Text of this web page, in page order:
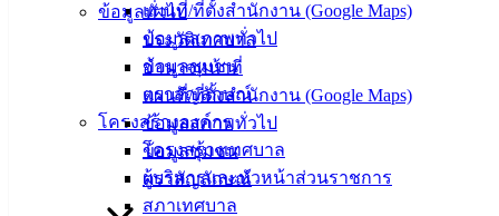
แผนที่/ที่ตั้งสำนักงาน (Google Maps)
ข้อมูลสภาพทั่วไป
ข้อมูลชุมชน
ตราสัญลักษณ์
โครงสร้างองค์กร
โครงสร้างเทศบาล
ผู้บริหารและหัวหน้าส่วนราชการ
สภาเทศบาล
ข้อมูลทั่วไป
ประวัติเทศบาล
อำนาจหน้าที่
แผนที่/ที่ตั้งสำนักงาน (Google Maps)
ข้อมูลสภาพทั่วไป
ข้อมูลชุมชน
ตราสัญลักษณ์
กันยายน 30, 2024 กันยายน 30, 2024
ประกาศผู้ชนะ